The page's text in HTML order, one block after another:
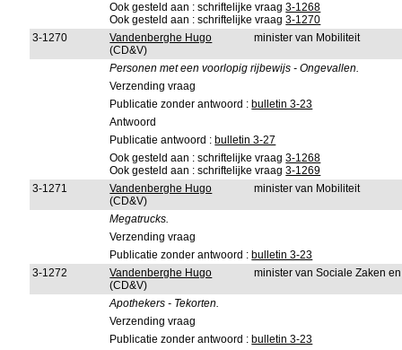
Ook gesteld aan : schriftelijke vraag3-1268
Ook gesteld aan : schriftelijke vraag3-1270
3-1270
Vandenberghe Hugo
(CD&V)
minister van Mobiliteit
Personen met een voorlopig rijbewijs - Ongevallen.
Verzending vraag
Publicatie zonder antwoord : bulletin 3-23
Antwoord
Publicatie antwoord : bulletin 3-27
Ook gesteld aan : schriftelijke vraag3-1268
Ook gesteld aan : schriftelijke vraag3-1269
3-1271
Vandenberghe Hugo
(CD&V)
minister van Mobiliteit
Megatrucks.
Verzending vraag
Publicatie zonder antwoord : bulletin 3-23
3-1272
Vandenberghe Hugo
(CD&V)
minister van Sociale Zaken
Apothekers - Tekorten.
Verzending vraag
Publicatie zonder antwoord : bulletin 3-23